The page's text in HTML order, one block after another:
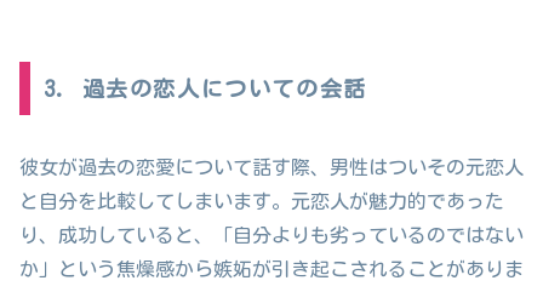
3. 過去の恋人についての会話
彼女が過去の恋愛について話す際、男性はついその元恋人
と自分を比較してしまいます。元恋人が魅力的であった
り、成功していると、「自分よりも劣っているのではない
か」という焦燥感から嫉妬が引き起こされることがありま